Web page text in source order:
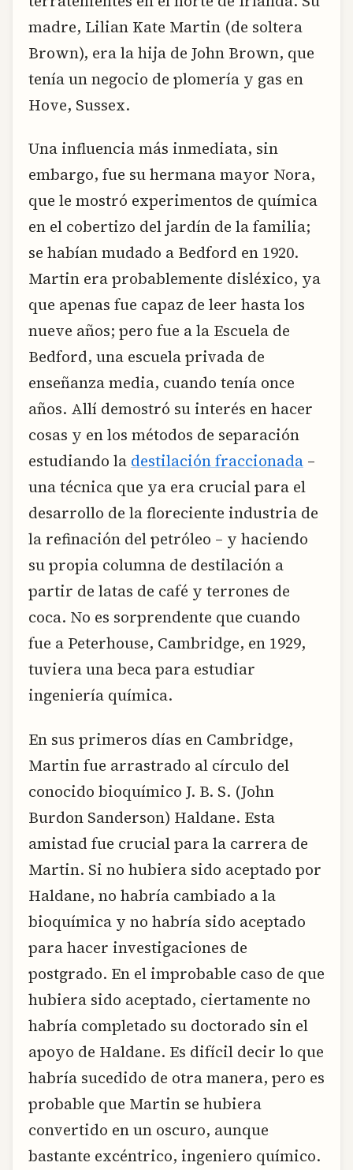
madre, Lilian Kate Martin (de soltera
Brown), era la hija de John Brown, que
tenía un negocio de plomería y gas en
Hove, Sussex.
Una influencia más inmediata, sin
embargo, fue su hermana mayor Nora,
que le mostró experimentos de química
en el cobertizo del jardín de la familia;
se habían mudado a Bedford en 1920.
Martin era probablemente disléxico, ya
que apenas fue capaz de leer hasta los
nueve años; pero fue a la Escuela de
Bedford, una escuela privada de
enseñanza media, cuando tenía once
años. Allí demostró su interés en hacer
cosas y en los métodos de separación
estudiando la destilación fraccionada –
una técnica que ya era crucial para el
desarrollo de la floreciente industria de
la refinación del petróleo – y haciendo
su propia columna de destilación a
partir de latas de café y terrones de
coca. No es sorprendente que cuando
fue a Peterhouse, Cambridge, en 1929,
tuviera una beca para estudiar
ingeniería química.
En sus primeros días en Cambridge,
Martin fue arrastrado al círculo del
conocido bioquímico J. B. S. (John
Burdon Sanderson) Haldane. Esta
amistad fue crucial para la carrera de
Martin. Si no hubiera sido aceptado por
Haldane, no habría cambiado a la
bioquímica y no habría sido aceptado
para hacer investigaciones de
postgrado. En el improbable caso de que
hubiera sido aceptado, ciertamente no
habría completado su doctorado sin el
apoyo de Haldane. Es difícil decir lo que
habría sucedido de otra manera, pero es
probable que Martin se hubiera
convertido en un oscuro, aunque
bastante excéntrico, ingeniero químico.